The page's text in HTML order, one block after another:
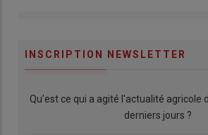
INSCRIPTION NEWSLETTER
Qu’est ce qui a agité l'actualité agricole
derniers jours ?